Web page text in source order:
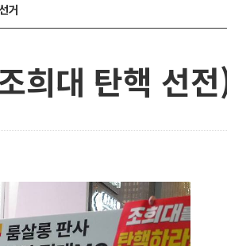
거
희대 탄핵 선